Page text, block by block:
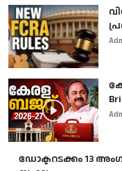
ഡോക്ടറടക്കം 13